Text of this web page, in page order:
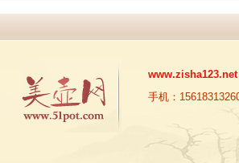
www.zisha123.net
手机：